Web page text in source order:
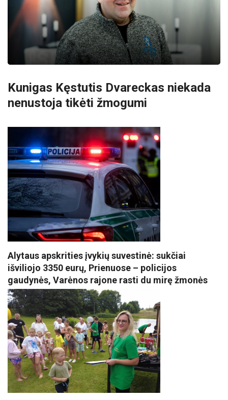
Kunigas Kęstutis Dvareckas niekada
nenustoja tikėti žmogumi
Alytaus apskrities įvykių suvestinė: sukčiai
išviliojo 3350 eurų, Prienuose – policijos
gaudynės, Varėnos rajone rasti du mirę žmonės